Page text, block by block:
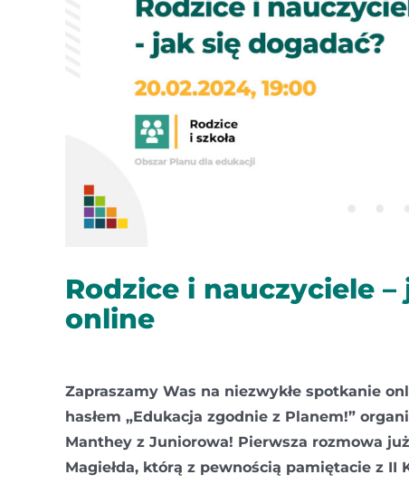
Rodzice i nauczyciele
online
Zapraszamy Was na niezwykłe spotkanie
hasłem „Edukacja zgodnie z Planem!”
Manthey z Juniorowa! Pierwsza rozmowa
Magiełda, którą z pewnością pamiętacie z